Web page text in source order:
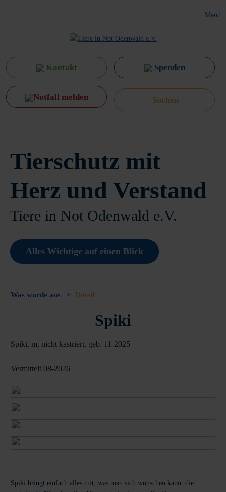
Menü
Kontakt Spenden
Notfall melden
Tierschutz mit
Herz und Verstand
Tiere in Not Odenwald e.V.
Alles Wichtige auf einen Blick
Was wurde aus > Detail
Spiki
Spiki, m, nicht kastriert, geb. 11-2025
Vermittelt 08-2026
Spiki bringt einfach alles mit, was man sich wünschen kann: die